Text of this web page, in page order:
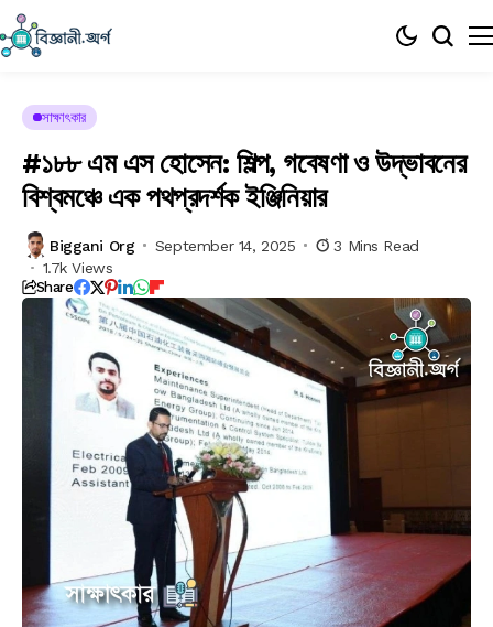
সাক্ষাৎকার
#১৮৮ এম এস হোসেন: শিল্প, গবেষণা ও উদ্ভাবনের
বিশ্বমঞ্চে এক পথপ্রদর্শক ইঞ্জিনিয়ার
Biggani Org September 14, 2025
3 Mins Read
1.7k Views
Share